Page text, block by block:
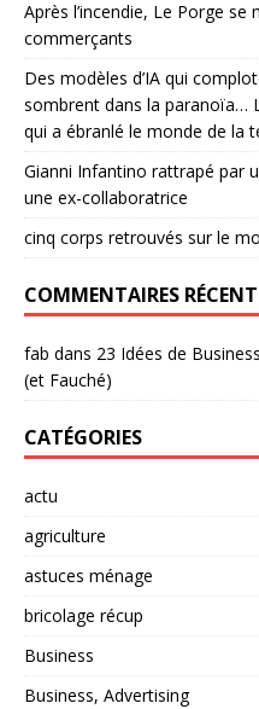
Après l’incendie, Le Porge
commerçants
Des modèles d’IA qui
sombrent dans la paranoïa…
qui a ébranlé le monde de la
Gianni Infantino rattrapé par
une ex-collaboratrice
cinq corps retrouvés sur le
COMMENTAIRES
fab dans 23 Idées de
(et Fauché)
CATÉGORIES
actu
agriculture
astuces ménage
bricolage récup
Business
Business, Advertising